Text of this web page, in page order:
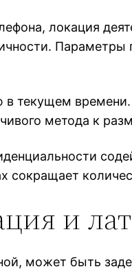
локация
текущем
метода к
и
может быть